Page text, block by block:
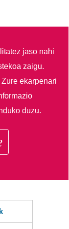
jaso nahi
zaigu.
Zure ekarpenari
duzu.